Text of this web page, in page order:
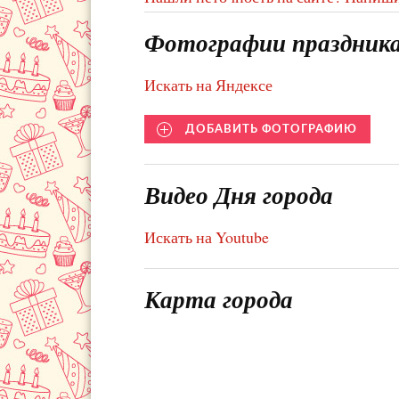
Фотографии
Искать на Яндексе
ДОБАВИТЬ ФОТОГРАФИЮ
Видео Дня города
Искать на Youtube
Карта города